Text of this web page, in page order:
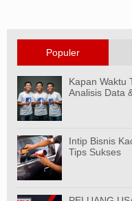
Populer
Kapan Waktu
Analisis Data
Intip Bisnis
Tips Sukses